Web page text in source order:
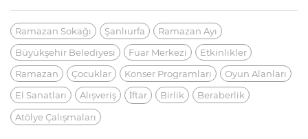
Ramazan Sokağı Şanlıurfa
Ramazan Ayı
Büyükşehir Belediyesi
Fuar Merkezi
Etkinlikler
Ramazan
Çocuklar Konser Programları
Oyun Alanları
El Sanatları
Alışveriş İftar Birlik
Beraberlik
Atölye Çalışmaları